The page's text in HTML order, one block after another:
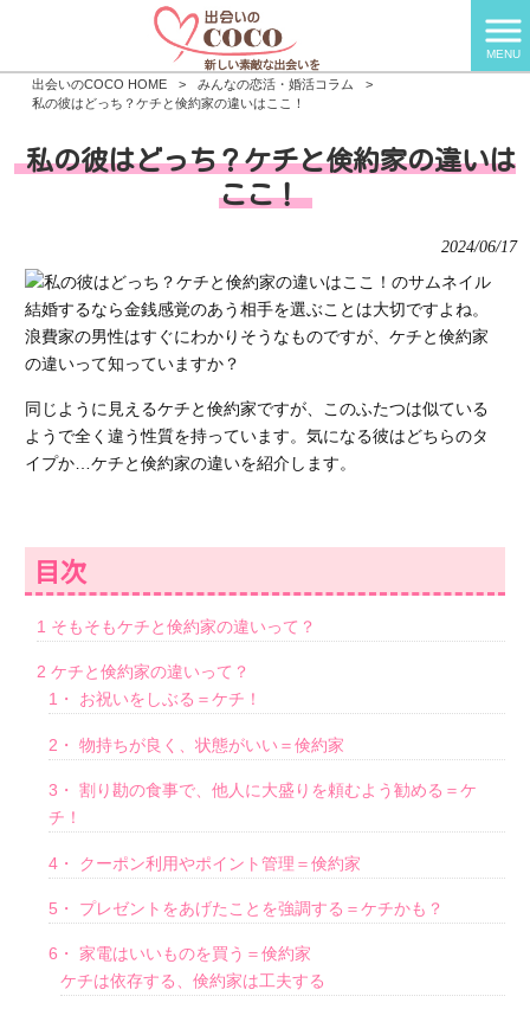
MENU
出会いのCOCO HOME > みんなの恋活・婚活コラム
>
私の彼はどっち？ケチと倹約家の違いはここ！
私の彼はどっち？ケチと倹約家の違いは
ここ！
2024/06/17
結婚するなら金銭感覚のあう相手を選ぶことは大切ですよね。
浪費家の男性はすぐにわかりそうなものですが、ケチと倹約家
の違いって知っていますか？
同じように見えるケチと倹約家ですが、このふたつは似ている
ようで全く違う性質を持っています。気になる彼はどちらのタ
イプか…ケチと倹約家の違いを紹介します。
目次
1 そもそもケチと倹約家の違いって？
2 ケチと倹約家の違いって？
1・
お祝いをしぶる＝ケチ！
2・ 物持ちが良く、状態がいい＝倹約家
3・
割り勘の食事で、他人に大盛りを頼むよう勧める＝ケ
チ！
4・ クーポン利用やポイント管理＝倹約家
5・ プレゼントをあげたことを強調する＝ケチかも？
6・
家電はいいものを買う＝倹約家
ケチは依存する、倹約家は工夫する